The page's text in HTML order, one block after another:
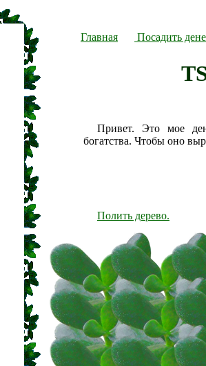
Главная Посадить
Привет. Это мое
богатства. Чтобы оно
Полить дерево.